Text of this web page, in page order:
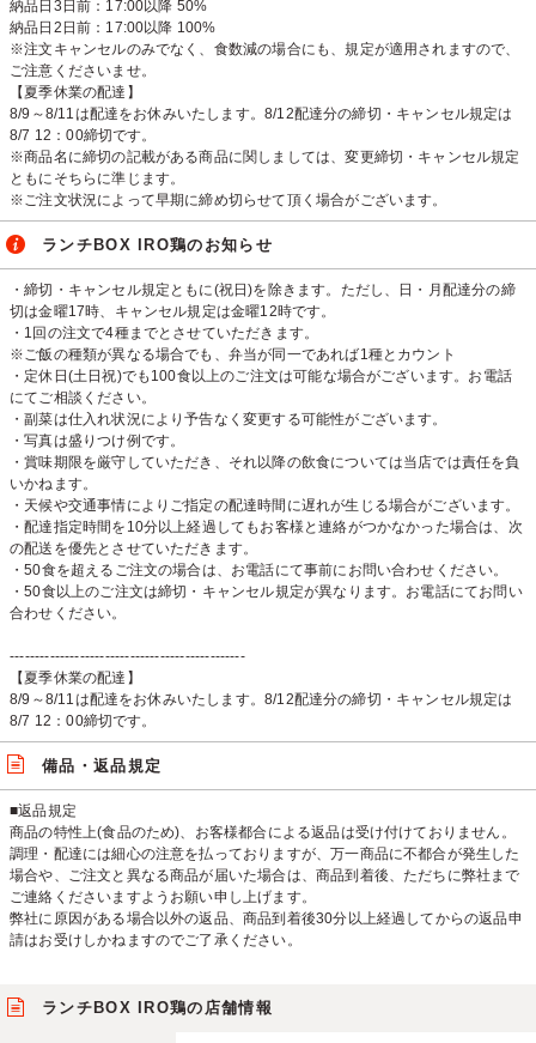
納品日3日前：17:00以降 50%
納品日2日前：17:00以降 100%
※注文キャンセルのみでなく、食数減の場合にも、規定が適用されますので、
ご注意くださいませ。
【夏季休業の配達】
8/9～8/11は配達をお休みいたします。8/12配達分の締切・キャンセル規定は
8/7 12：00締切です。
※商品名に締切の記載がある商品に関しましては、変更締切・キャンセル規定
ともにそちらに準じます。
※ご注文状況によって早期に締め切らせて頂く場合がございます。
ランチBOX IRO鶏のお知らせ
・締切・キャンセル規定ともに(祝日)を除きます。ただし、日・月配達分の締
切は金曜17時、キャンセル規定は金曜12時です。
・1回の注文で4種までとさせていただきます。
※ご飯の種類が異なる場合でも、弁当が同一であれば1種とカウント
・定休日(土日祝)でも100食以上のご注文は可能な場合がございます。お電話
にてご相談ください。
・副菜は仕入れ状況により予告なく変更する可能性がございます。
・写真は盛りつけ例です。
・賞味期限を厳守していただき、それ以降の飲食については当店では責任を負
いかねます。
・天候や交通事情によりご指定の配達時間に遅れが生じる場合がございます。
・配達指定時間を10分以上経過してもお客様と連絡がつかなかった場合は、次
の配送を優先とさせていただきます。
・50食を超えるご注文の場合は、お電話にて事前にお問い合わせください。
・50食以上のご注文は締切・キャンセル規定が異なります。お電話にてお問い
合わせください。
-----------------------------------------------
【夏季休業の配達】
8/9～8/11は配達をお休みいたします。8/12配達分の締切・キャンセル規定は
8/7 12：00締切です。
備品・返品規定
■返品規定
商品の特性上(食品のため)、お客様都合による返品は受け付けておりません。
調理・配達には細心の注意を払っておりますが、万一商品に不都合が発生した
場合や、ご注文と異なる商品が届いた場合は、商品到着後、ただちに弊社まで
ご連絡くださいますようお願い申し上げます。
弊社に原因がある場合以外の返品、商品到着後30分以上経過してからの返品申
請はお受けしかねますのでご了承ください。
ランチBOX IRO鶏の店舗情報